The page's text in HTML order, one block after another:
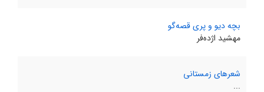
بچه دیو و پری قصه‌گو
مهشید اژده‌فر
شعرهای زمستانی
...